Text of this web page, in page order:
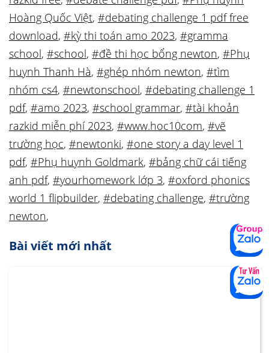
Hoàng Quốc Việt, #debating challenge 1 pdf free
download, #kỳ thi toán amo 2023, #gramma
school, #school, #đề thi học bổng newton, #Phụ
huynh Thanh Hà, #ghép nhóm newton, #tìm
nhóm cs4, #newtonschool, #debating challenge 1
pdf, #amo 2023, #school grammar, #tài khoản
razkid miễn phí 2023, #www.hoc10com, #vẽ
trường học, #newtonki, #one story a day level 1
pdf, #Phụ huynh Goldmark, #bảng chữ cái tiếng
anh pdf, #yourhomework lớp 3, #oxford phonics
world 1 flipbuilder, #debating challenge, #trường
newton,
Bài viết mới nhất